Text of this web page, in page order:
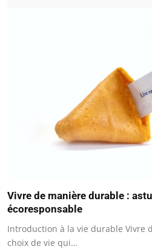
Vivre de manière durable :
écoresponsable
Introduction à la vie durable Vivre
choix de vie qui…